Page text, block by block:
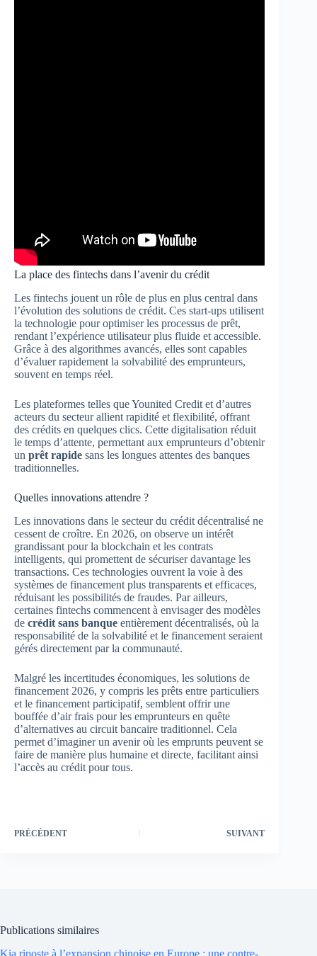
La place des fintechs dans l’avenir du crédit
Les fintechs jouent un rôle de plus en plus central dans
l’évolution des solutions de crédit. Ces start-ups utilisent
la technologie pour optimiser les processus de prêt,
rendant l’expérience utilisateur plus fluide et accessible.
Grâce à des algorithmes avancés, elles sont capables
d’évaluer rapidement la solvabilité des emprunteurs,
souvent en temps réel.
Les plateformes telles que Younited Credit et d’autres
acteurs du secteur allient rapidité et flexibilité, offrant
des crédits en quelques clics. Cette digitalisation réduit
le temps d’attente, permettant aux emprunteurs d’obtenir
un prêt rapide sans les longues attentes des banques
traditionnelles.
Quelles innovations attendre ?
Les innovations dans le secteur du crédit décentralisé ne
cessent de croître. En 2026, on observe un intérêt
grandissant pour la blockchain et les contrats
intelligents, qui promettent de sécuriser davantage les
transactions. Ces technologies ouvrent la voie à des
systèmes de financement plus transparents et efficaces,
réduisant les possibilités de fraudes. Par ailleurs,
certaines fintechs commencent à envisager des modèles
de crédit sans banque entièrement décentralisés, où la
responsabilité de la solvabilité et le financement seraient
gérés directement par la communauté.
Malgré les incertitudes économiques, les solutions de
financement 2026, y compris les prêts entre particuliers
et le financement participatif, semblent offrir une
bouffée d’air frais pour les emprunteurs en quête
d’alternatives au circuit bancaire traditionnel. Cela
permet d’imaginer un avenir où les emprunts peuvent se
faire de manière plus humaine et directe, facilitant ainsi
l’accès au crédit pour tous.
PRÉCÉDENT SUIVANT
Publications similaires
Kia riposte à l’expansion chinoise en Europe : une contre-